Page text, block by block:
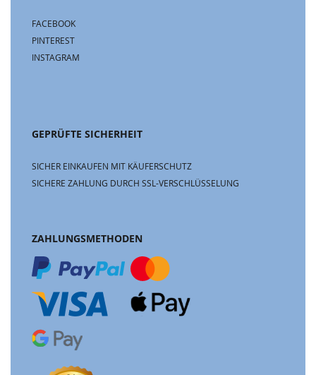
FACEBOOK
PINTEREST
INSTAGRAM
GEPRÜFTE SICHERHEIT
SICHER EINKAUFEN MIT KÄUFERSCHUTZ
SICHERE ZAHLUNG DURCH SSL-VERSCHLÜSSELUNG
ZAHLUNGSMETHODEN